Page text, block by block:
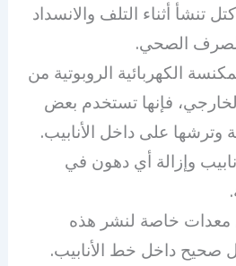
تنشأ أثناء التلف والانسداد
الصحي.
الكهربائية الروبوتية من
فإنها تستخدم بعض
وترشها على داخل الأنابيب.
وإزالة أي دهون في
معدات خاصة لنشر هذه
صحيح داخل خط الأنابيب.